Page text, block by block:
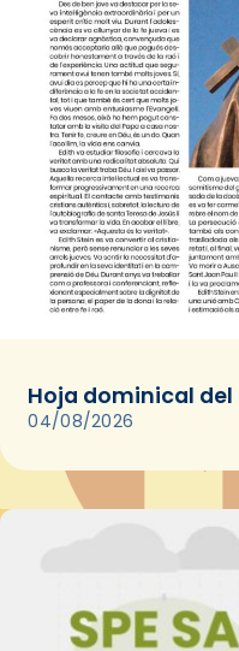
Hoja dominical del
04/08/2026